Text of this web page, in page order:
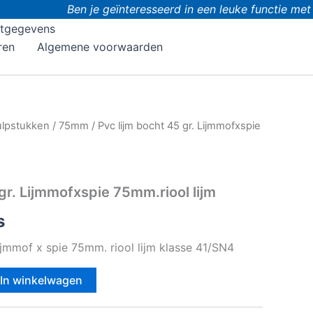
Ben je geïnteresseerd in een leuke functie
Algemene voorwaarden
/ 75mm / Pvc lijm bocht 45 gr. Lijmmofxspie
Lijmmofxspie 75mm.riool lijm
x spie 75mm. riool lijm klasse 41/SN4
In winkelwagen